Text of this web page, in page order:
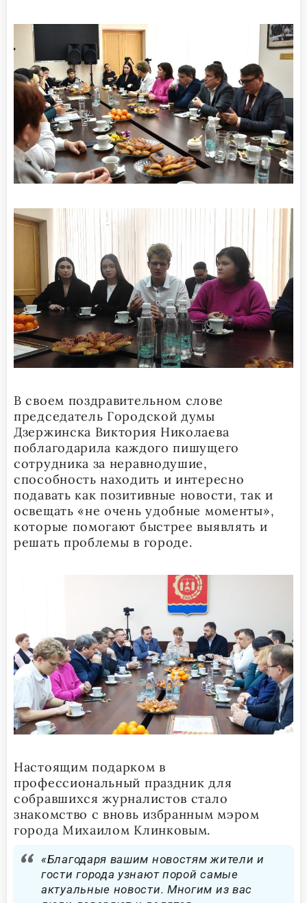
В своем поздравительном слове
председатель Городской думы
Дзержинска Виктория Николаева
поблагодарила каждого пишущего
сотрудника за неравнодушие,
способность находить и интересно
подавать как позитивные новости, так и
освещать «не очень удобные моменты»,
которые помогают быстрее выявлять и
решать проблемы в городе.
Настоящим подарком в
профессиональный праздник для
собравшихся журналистов стало
знакомство с вновь избранным мэром
города Михаилом Клинковым.
«Благодаря вашим новостям жители и
гости города узнают порой самые
актуальные новости. Многим из вас